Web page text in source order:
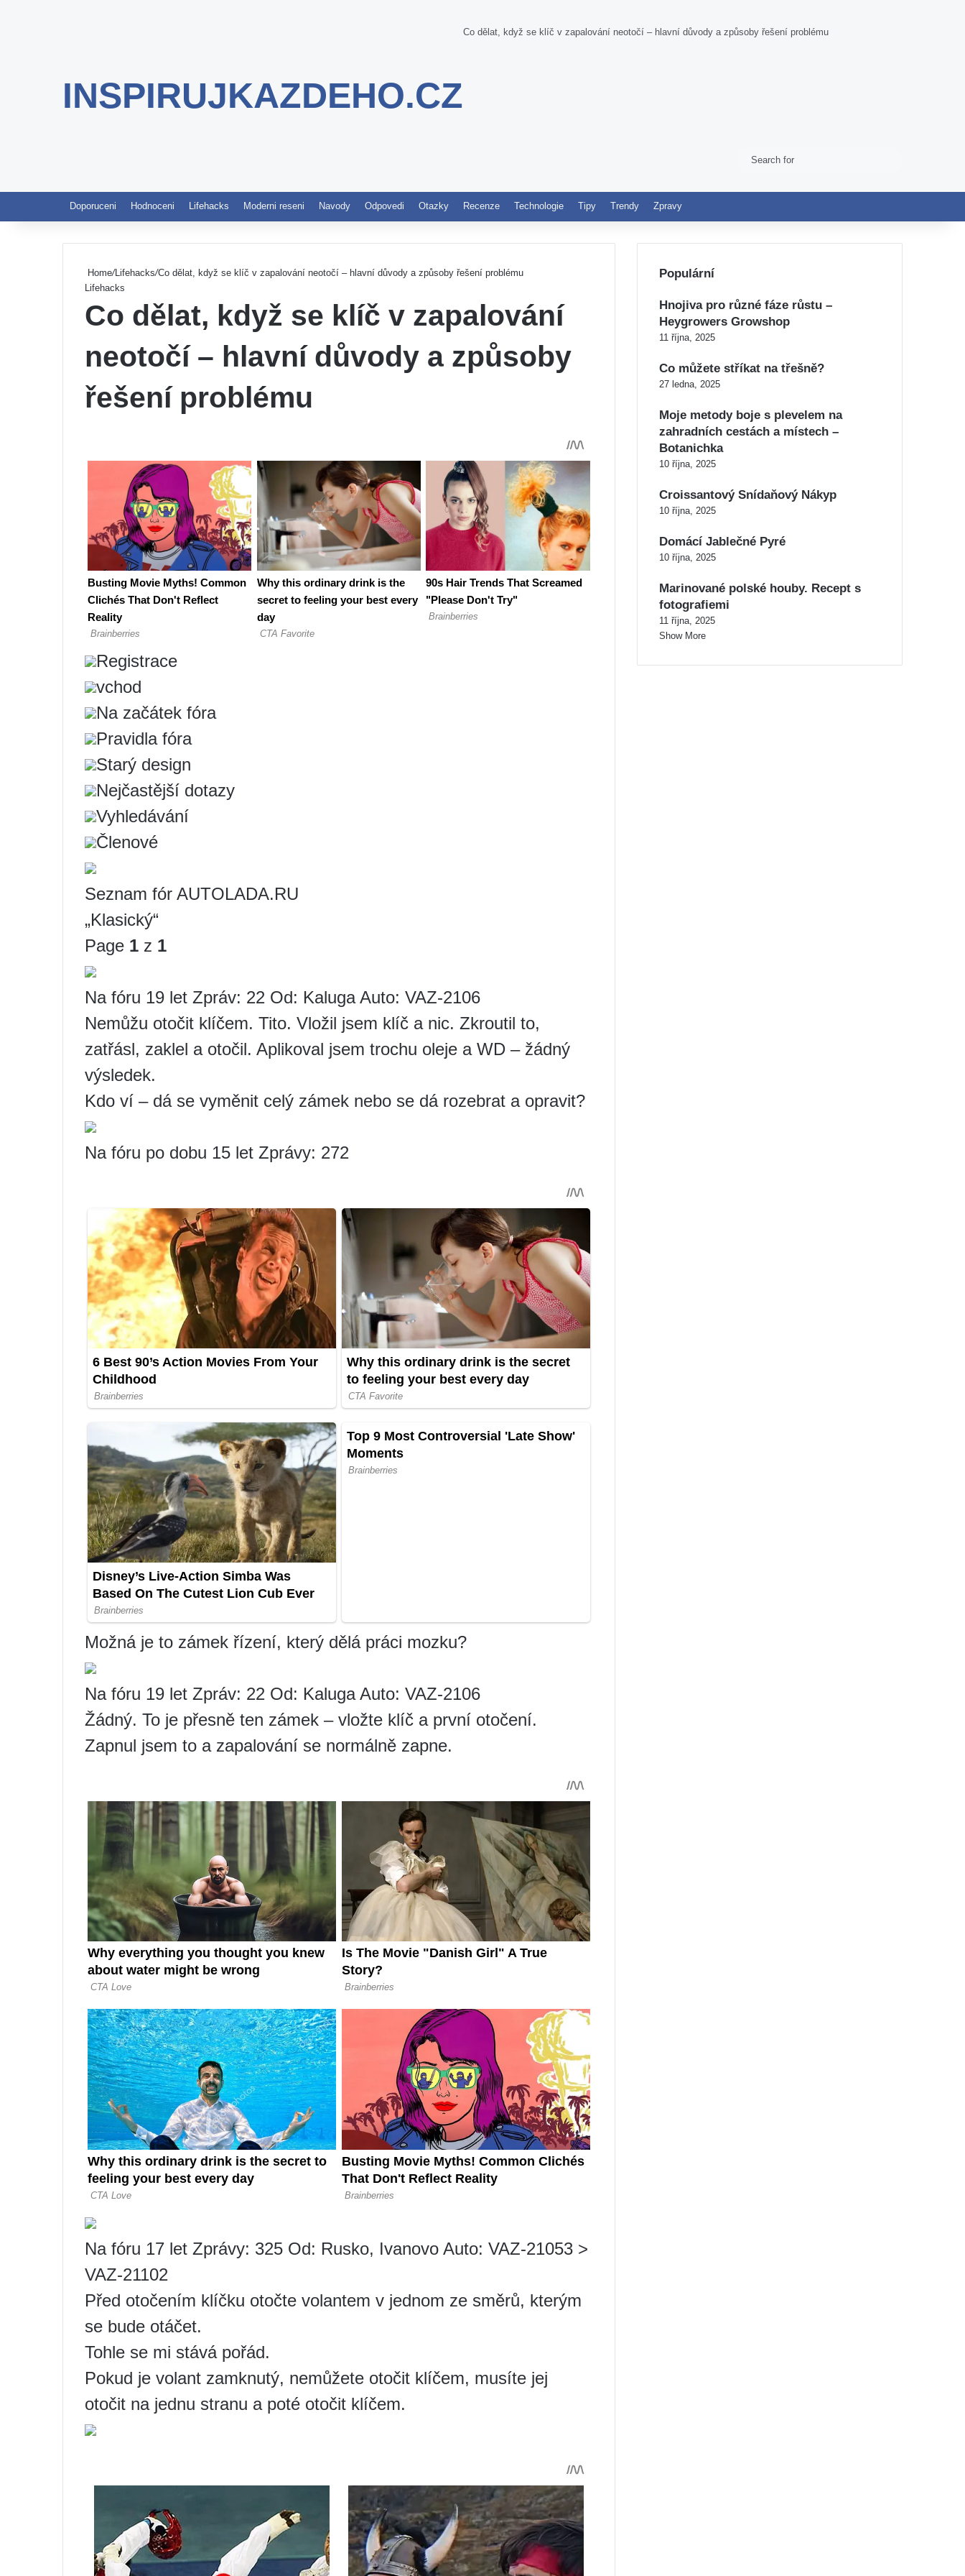
INSPIRUJKAZDEHO.CZ
Co dělat, když se klíč v zapalování neotočí – hlavní důvody a způsoby řešení problému
Switch skin
Doporuceni Hodnoceni Lifehacks Moderni reseni Navody Odpovedi Otazky Recenze Technologie Tipy Trendy Zpravy
Home/Lifehacks/Co dělat, když se klíč v zapalování neotočí – hlavní důvody a způsoby řešení problému
Lifehacks
Co dělat, když se klíč v zapalování
neotočí – hlavní důvody a způsoby
řešení problému
Registrace
vchod
Na začátek fóra
Pravidla fóra
Starý design
Nejčastější dotazy
Vyhledávání
Členové
Seznam fór AUTOLADA.RU
„Klasický“
Page 1 z 1
Na fóru 19 let Zpráv: 22 Od: Kaluga Auto: VAZ-2106
Nemůžu otočit klíčem. Tito. Vložil jsem klíč a nic. Zkroutil to,
zatřásl, zaklel a otočil. Aplikoval jsem trochu oleje a WD – žádný
výsledek.
Kdo ví – dá se vyměnit celý zámek nebo se dá rozebrat a opravit?
Na fóru po dobu 15 let Zprávy: 272
Možná je to zámek řízení, který dělá práci mozku?
Na fóru 19 let Zpráv: 22 Od: Kaluga Auto: VAZ-2106
Žádný. To je přesně ten zámek – vložte klíč a první otočení.
Zapnul jsem to a zapalování se normálně zapne.
Na fóru 17 let Zprávy: 325 Od: Rusko, Ivanovo Auto: VAZ-21053 >
VAZ-21102
Před otočením klíčku otočte volantem v jednom ze směrů, kterým
se bude otáčet.
Tohle se mi stává pořád.
Pokud je volant zamknutý, nemůžete otočit klíčem, musíte jej
otočit na jednu stranu a poté otočit klíčem.
Populární
Hnojiva pro různé fáze růstu –
Heygrowers Growshop
11 října, 2025
Co můžete stříkat na třešně?
27 ledna, 2025
Moje metody boje s plevelem na
zahradních cestách a místech –
Botanichka
10 října, 2025
Croissantový Snídaňový Nákyp
10 října, 2025
Domácí Jablečné Pyré
10 října, 2025
Marinované polské houby. Recept s
fotografiemi
11 října, 2025
Show More